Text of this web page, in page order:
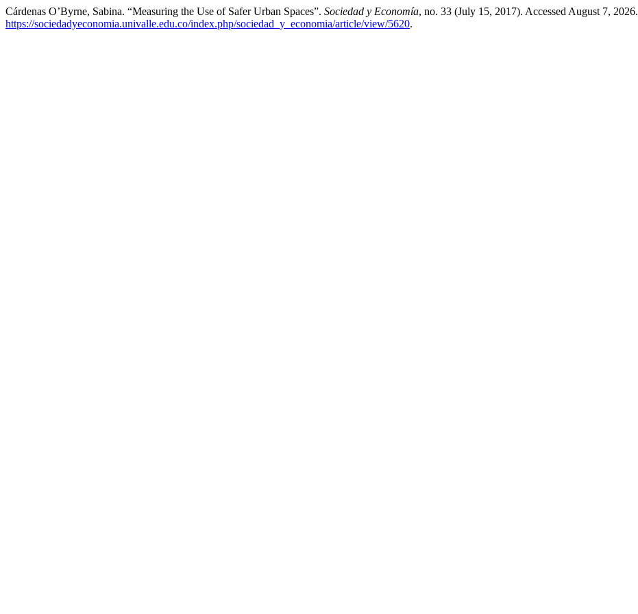
Cárdenas O’Byrne, Sabina. “Measuring the Use of Safer Urban Spaces”. Sociedad y Economía, no. 33 (July 15, 2017). Accessed August 7, 2026.
https://sociedadyeconomia.univalle.edu.co/index.php/sociedad_y_economia/article/view/5620.